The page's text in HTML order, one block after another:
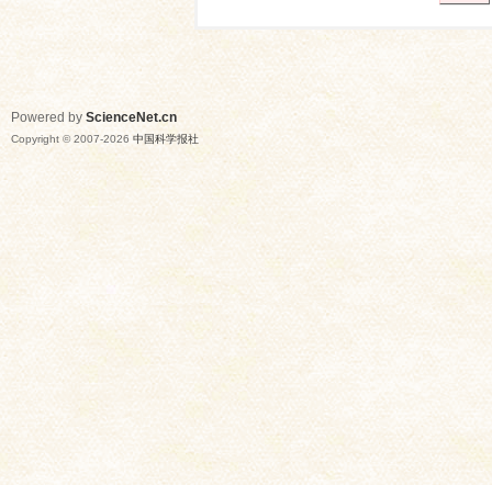
Powered by ScienceNet.cn
Copyright © 2007-2026 中国科学报社